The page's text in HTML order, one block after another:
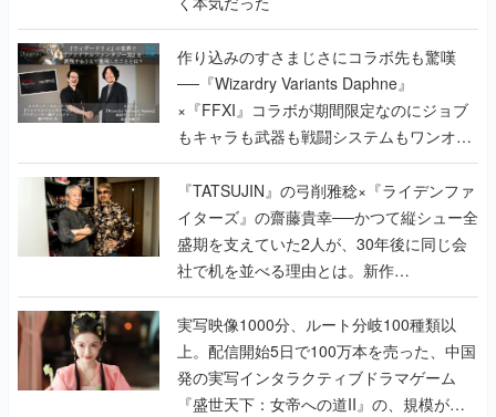
作り込みのすさまじさにコラボ先も驚嘆
──『Wizardry Variants Daphne』
×『FFXI』コラボが期間限定なのにジョブ
もキャラも武器も戦闘システムもワンオフ
で作り込まれた理由を両ディレクターに聞
く
『TATSUJIN』の弓削雅稔×『ライデンファ
イターズ』の齋藤貴幸──かつて縦シュー全
盛期を支えていた2人が、30年後に同じ会
社で机を並べる理由とは。新作
『TATSUJIN EXTREME』で初タッグを組
んだレジェンド2人に訊く開発秘話
実写映像1000分、ルート分岐100種類以
上。配信開始5日で100万本を売った、中国
発の実写インタラクティブドラマゲーム
『盛世天下：女帝への道II』の、規模が違